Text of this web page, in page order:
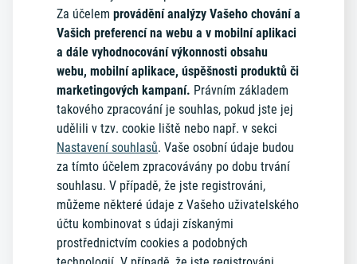
Za účelem provádění analýzy Vašeho chování a
Vašich preferencí na webu a v mobilní aplikaci
a dále vyhodnocování výkonnosti obsahu
webu, mobilní aplikace, úspěšnosti produktů či
marketingových kampaní. Právním základem
takového zpracování je souhlas, pokud jste jej
udělili v tzv. cookie liště nebo např. v sekci
Nastavení souhlasů. Vaše osobní údaje budou
za tímto účelem zpracovávány po dobu trvání
souhlasu. V případě, že jste registrováni,
můžeme některé údaje z Vašeho uživatelského
účtu kombinovat s údaji získanými
prostřednictvím cookies a podobných